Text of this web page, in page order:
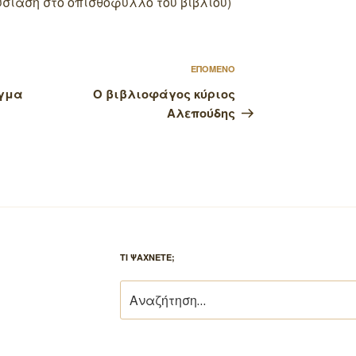
ΕΠΟΜΕΝΟ
Ο βιβλιοφάγος κύριος
Αλεπούδης
ΤΙ ΨΑΧΝΕΤΕ;
για: